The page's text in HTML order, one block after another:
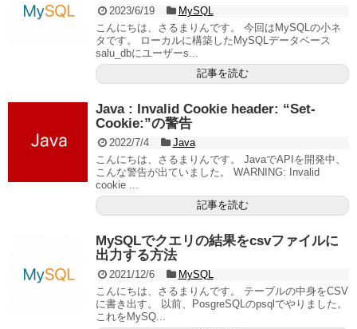
2023/6/19
MySQL
こんにちは、さるまりんです。 今回はMySQLの小ネ
タです。 ローカルに構築したMySQLデータベース
salu_dbにユーザーs...
記事を読む
Java : Invalid Cookie header: “Set-
Cookie:”の警告
2022/7/4
Java
こんにちは、さるまりんです。 JavaでAPIを開発中、
こんな警告が出ていました。 WARNING: Invalid
cookie ...
記事を読む
MySQLでクエリの結果をcsvファイルに
出力する方法
2021/12/6
MySQL
こんにちは、さるまりんです。 テーブルの中身をCSV
に書き出す。 以前、PosgreSQLのpsqlでやりました。
これをMySQ...